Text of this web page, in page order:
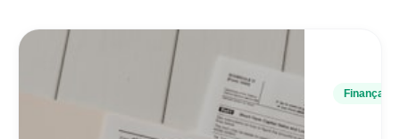
Affiliates
📥 Free Tax Guide
Finanças